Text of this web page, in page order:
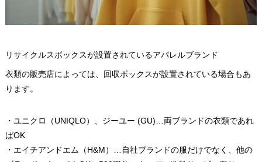
リサイクルスボックスが設置されているアパレルブランド
衣類の販売店によっては、回収ボックスが設置されている場合もあ
ります。
・ユニクロ（UNIQLO）、ジーユー (GU)…両ブランドの衣類であれ
ばOK
・エイチアンドエム（H&M）…自社ブランドの服だけでなく、他の